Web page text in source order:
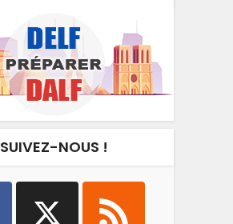
SUIVEZ-NOUS !